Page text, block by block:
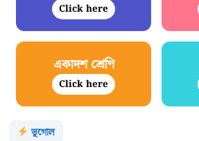
Click here
একাদশ শ্রেণি
Click here
ভূগোল